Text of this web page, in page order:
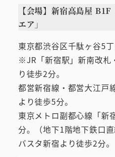
【会場】新宿高島屋
エア」
東京都渋谷区千駄ヶ谷5
※JR「新宿駅」新南改札
り徒歩2分。
都営新宿線・都営大江戸
より徒歩5分。
東京メトロ副都心線「新
分。（地下1階地下鉄口直
バスタ新宿より徒歩2分。